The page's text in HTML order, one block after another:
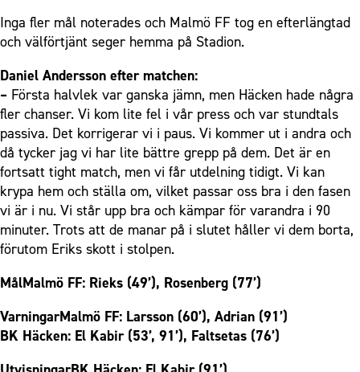
Inga fler mål noterades och Malmö FF tog en efterlängtad
och välförtjänt seger hemma på Stadion.
Daniel Andersson efter matchen:
– Första halvlek var ganska jämn, men Häcken hade några
fler chanser. Vi kom lite fel i vår press och var stundtals
passiva. Det korrigerar vi i paus. Vi kommer ut i andra och
då tycker jag vi har lite bättre grepp på dem. Det är en
fortsatt tight match, men vi får utdelning tidigt. Vi kan
krypa hem och ställa om, vilket passar oss bra i den fasen
vi är i nu. Vi står upp bra och kämpar för varandra i 90
minuter. Trots att de manar på i slutet håller vi dem borta,
förutom Eriks skott i stolpen.
MålMalmö FF: Rieks (49’), Rosenberg (77’)
VarningarMalmö FF: Larsson (60’), Adrian (91’)
BK Häcken: El Kabir (53’, 91’), Faltsetas (76’)